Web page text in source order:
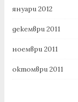
януари 2012
декември 2011
ноември 2011
октомври 2011